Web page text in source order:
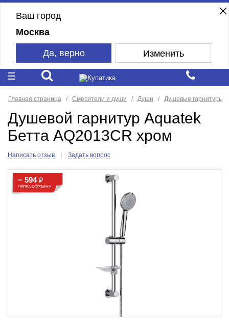
Ваш город
Москва
Да, верно Изменить
Главная страница Смесители и души Души Душевые гарнитуры
Душевой гарнитур Aquatek
Бетта AQ2013CR хром
Написать отзыв Задать вопрос
− 594₽
ЧЕРЕЗ КОРЗИНУ